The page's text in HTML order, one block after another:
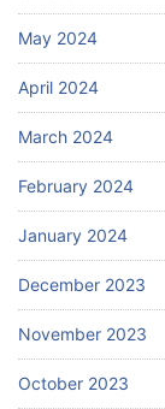
May 2024
April 2024
March 2024
February 2024
January 2024
December 2023
November 2023
October 2023